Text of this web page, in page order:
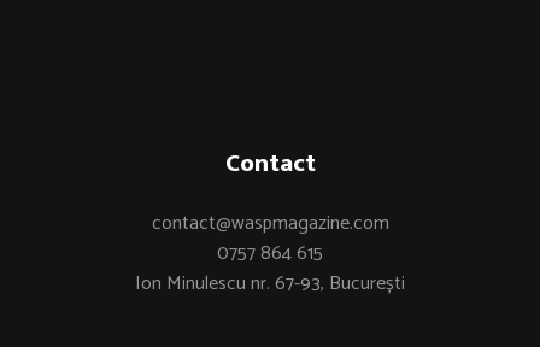
Contact
contact@waspmagazine.com
0757 864 615
Ion Minulescu nr. 67-93, București